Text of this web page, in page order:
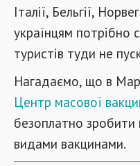
Італії, Бельгії,
українцям потрібно
туристів туди не
Нагадаємо, що в
Центр масової
безоплатно
видами вакцинами.